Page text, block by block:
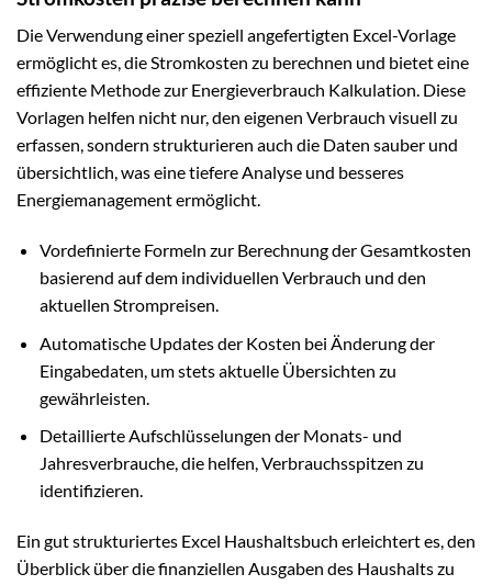
Die Verwendung einer speziell angefertigten Excel-Vorlage
ermöglicht es, die Stromkosten zu berechnen und bietet eine
effiziente Methode zur Energieverbrauch Kalkulation. Diese
Vorlagen helfen nicht nur, den eigenen Verbrauch visuell zu
erfassen, sondern strukturieren auch die Daten sauber und
übersichtlich, was eine tiefere Analyse und besseres
Energiemanagement ermöglicht.
Vordefinierte Formeln zur Berechnung der Gesamtkosten
basierend auf dem individuellen Verbrauch und den
aktuellen Strompreisen.
Automatische Updates der Kosten bei Änderung der
Eingabedaten, um stets aktuelle Übersichten zu
gewährleisten.
Detaillierte Aufschlüsselungen der Monats- und
Jahresverbrauche, die helfen, Verbrauchsspitzen zu
identifizieren.
Ein gut strukturiertes Excel Haushaltsbuch erleichtert es, den
Überblick über die finanziellen Ausgaben des Haushalts zu